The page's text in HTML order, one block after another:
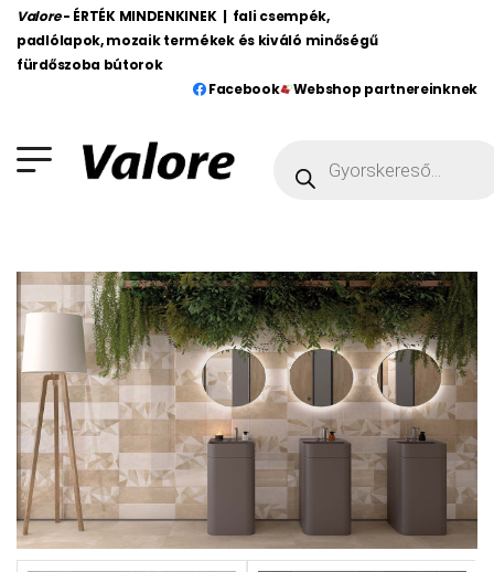
Valore - ÉRTÉK MINDENKINEK | fali csempék,
padlólapok, mozaik termékek és kiváló minőségű
fürdőszoba bútorok
Facebook
Webshop partnereinknek